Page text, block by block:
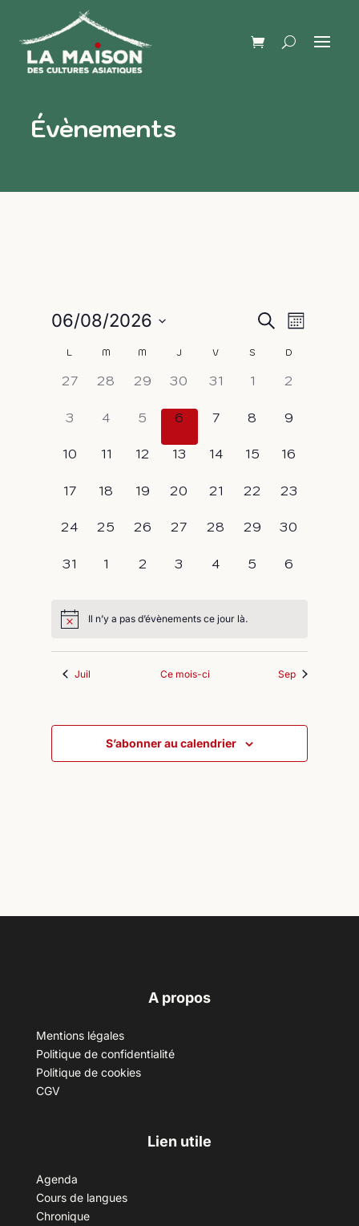
Évènements
et
de
Recherche
Mois
06/08/2026
date.
Calendrier
de
Évènements
L M M J V S D
0
27
0
28
0
29
0
30
0
31
01
0
2
0
3
0
4
0
5
0
6
0
7
0
8
0
9
0
10
0
11
0
12
0
13
0
14
0
15
0
16
0
17
0
18
0
19
0
20
0
21
0
22
0
23
0
24
0
25
0
26
0
27
0
28
0
29
0
30
0
31
01
0
2
0
3
0
4
0
5
0
6
Il n’y a pas d’évènements ce jour là.
Juil Ce mois-ci Sep
S’abonner au calendrier
A propos
Mentions légales
Politique de confidentialité
Politique de cookies
CGV
Lien utile
Agenda
Cours de langues
Chronique